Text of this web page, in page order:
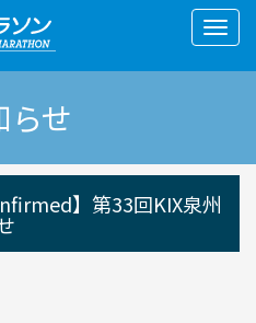
らせ
】第33回KIX泉州